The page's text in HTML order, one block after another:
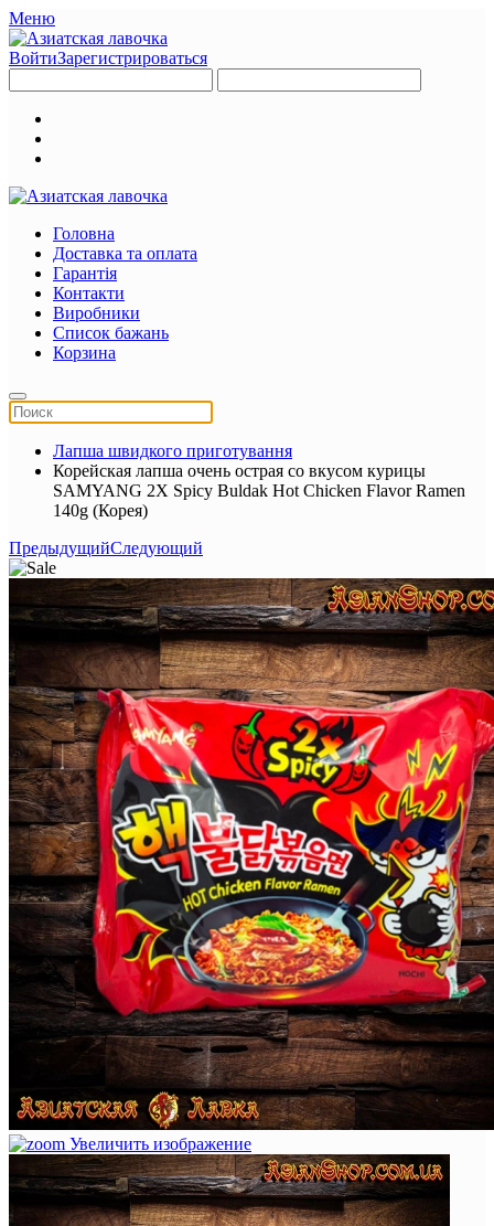
Меню
ВойтиЗарегистрироваться
Головна
Доставка та оплата
Гарантія
Контакти
Виробники
Список бажань
Корзина
Лапша швидкого приготування
Корейская лапша очень острая со вкусом курицы
SAMYANG 2X Spicy Buldak Hot Chicken Flavor Ramen
140g (Корея)
ПредыдущийСледующий
Увеличить изображение